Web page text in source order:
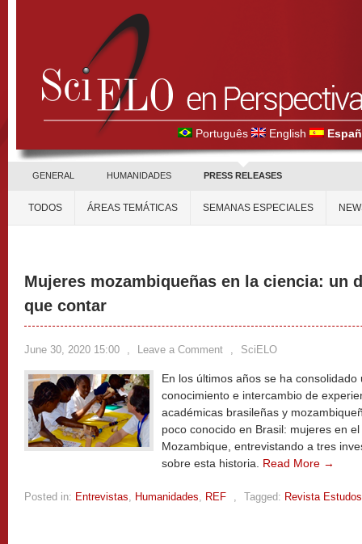
Português English
GENERAL HUMANIDADES PRESS RELEASES
TODOS ÁREAS TEMÁTICAS SEMANAS ESPECIALES
Mujeres mozambiqueñas en la ciencia: un
que contar
June 30, 2020 15:00 , Leave a Comment , SciELO
En los últimos años se ha
conocimiento e intercambio de
académicas brasileñas y
poco conocido en Brasil: mujeres en
Mozambique, entrevistando a tres
sobre esta historia. Read More →
Posted in: Entrevistas, Humanidades, REF , Tagged: Revista